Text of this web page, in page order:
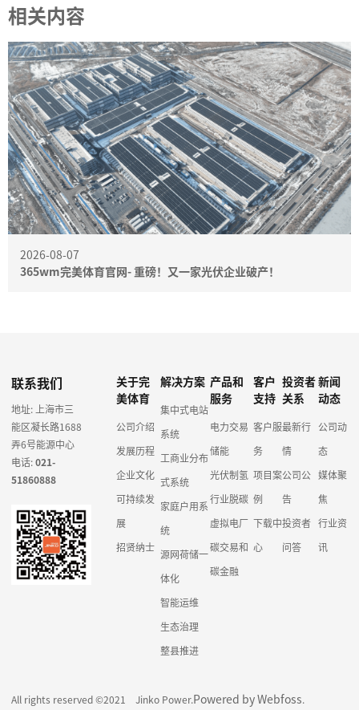
相关内容
2026-08-07
365wm完美体育官网- 重磅！又一家光伏企业破产！
联系我们
地址: 上海市三
能区凝长路1688
弄6号能源中心
电话:021-
51860888
关于完
美体育
公司介绍
发展历程
企业文化
可持续发
展
招贤纳士
解决方案
集中式电站
系统
工商业分布
式系统
家庭户用系
统
源网荷储一
体化
智能运维
生态治理
整县推进
产品和
服务
电力交易
储能
光伏制氢
行业脱碳
虚拟电厂
碳交易和
碳金融
客户
支持
客户服
务
项目案
例
下载中
心
投资者
关系
最新行
情
公司公
告
投资者
问答
新闻
动态
公司动
态
媒体聚
焦
行业资
讯
All rights reserved ©2021 Jinko Power.Powered by Webfoss.